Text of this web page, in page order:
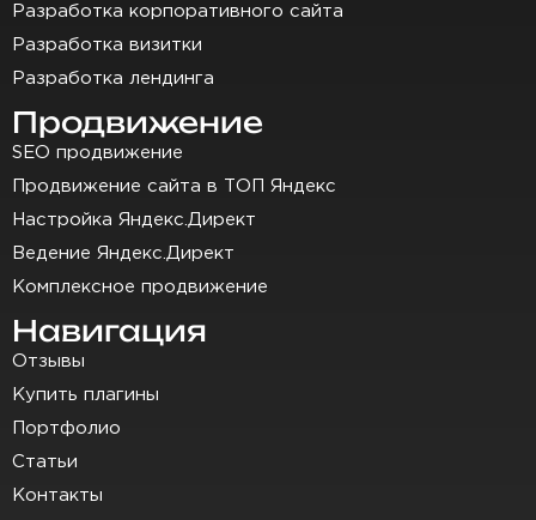
Разработка корпоративного сайта
Разработка визитки
Разработка лендинга
Продвижение
SEO продвижение
Продвижение сайта в ТОП Яндекс
Настройка Яндекс.Директ
Ведение Яндекс.Директ
Комплексное продвижение
Навигация
Отзывы
Купить плагины
Портфолио
Статьи
Контакты